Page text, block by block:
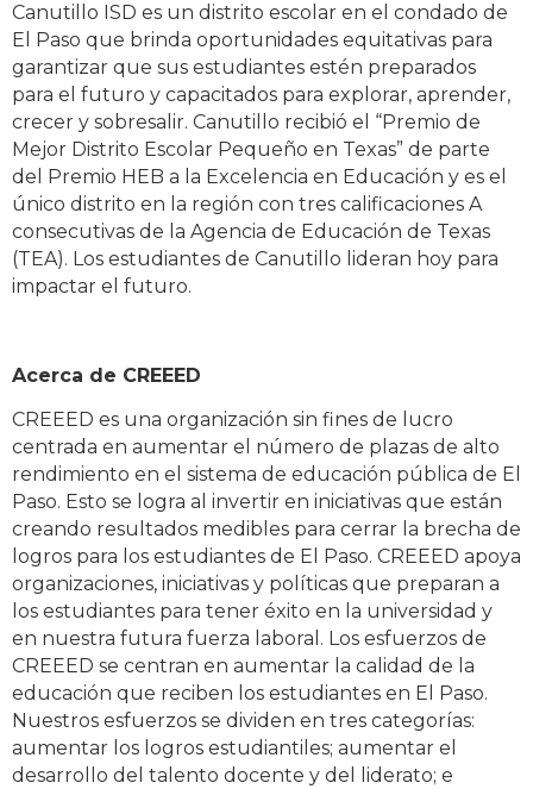
Canutillo ISD es un distrito escolar en el condado de
El Paso que brinda oportunidades equitativas para
garantizar que sus estudiantes estén preparados
para el futuro y capacitados para explorar, aprender,
crecer y sobresalir. Canutillo recibió el “Premio de
Mejor Distrito Escolar Pequeño en Texas” de parte
del Premio HEB a la Excelencia en Educación y es el
único distrito en la región con tres calificaciones A
consecutivas de la Agencia de Educación de Texas
(TEA). Los estudiantes de Canutillo lideran hoy para
impactar el futuro.
Acerca de CREEED
CREEED es una organización sin fines de lucro
centrada en aumentar el número de plazas de alto
rendimiento en el sistema de educación pública de El
Paso. Esto se logra al invertir en iniciativas que están
creando resultados medibles para cerrar la brecha de
logros para los estudiantes de El Paso. CREEED apoya
organizaciones, iniciativas y políticas que preparan a
los estudiantes para tener éxito en la universidad y
en nuestra futura fuerza laboral. Los esfuerzos de
CREEED se centran en aumentar la calidad de la
educación que reciben los estudiantes en El Paso.
Nuestros esfuerzos se dividen en tres categorías:
aumentar los logros estudiantiles; aumentar el
desarrollo del talento docente y del liderato; e